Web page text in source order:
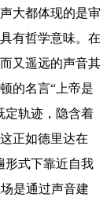
大都体现的是审
有哲学意味。在
又遥远的声音其
的名言“上帝是
定轨迹，隐含着
正如德里达在
形式下靠近自我
是通过声音建